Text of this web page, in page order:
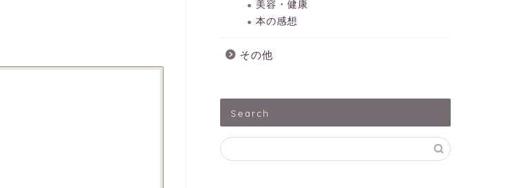
美容・健康
本の感想
その他
Search